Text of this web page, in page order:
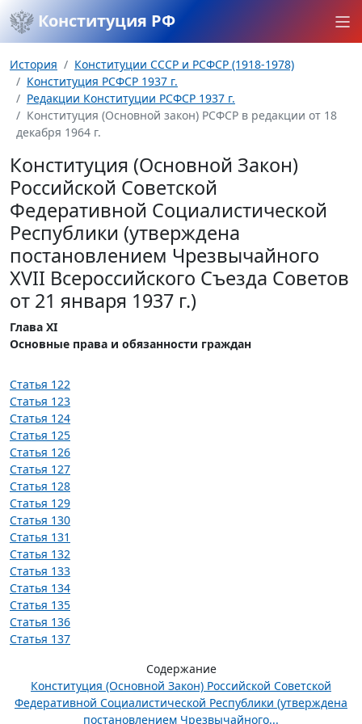
Конституция РФ
История
Конституции СССР и РСФСР (1918-1978)
Конституция РСФСР 1937 г.
Редакции Конституции РСФСР 1937 г.
Конституция (Основной закон) РСФСР в редакции от 18
декабря 1964 г.
Конституция (Основной Закон)
Российской Советской
Федеративной Социалистической
Республики (утверждена
постановлением Чрезвычайного
XVII Всероссийского Съезда Советов
от 21 января 1937 г.)
Глава XI
Основные права и обязанности граждан
Статья 122
Статья 123
Статья 124
Статья 125
Статья 126
Статья 127
Статья 128
Статья 129
Статья 130
Статья 131
Статья 132
Статья 133
Статья 134
Статья 135
Статья 136
Статья 137
Содержание
Конституция (Основной Закон) Российской Советской
Федеративной Социалистической Республики (утверждена
постановлением Чрезвычайного...